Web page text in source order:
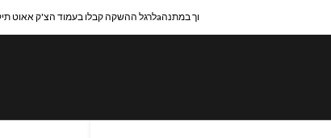
לרגל ההשקה קבלו בעמוד הצ'ק אאוט תיק שרaוך במתנה